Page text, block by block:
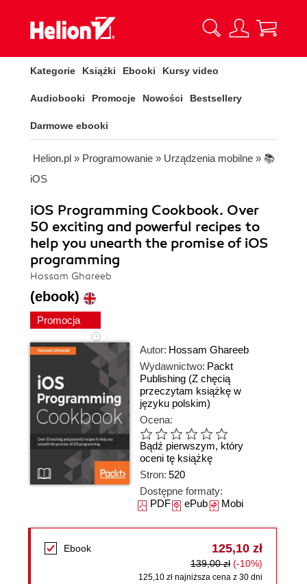
Kategorie Książki Ebooki Kursy video
Audiobooki Promocje Nowości Bestsellery
Darmowe ebooki
Helion.pl » Programowanie » Urządzenia mobilne » 📚
iOS
iOS Programming Cookbook. Over
50 exciting and powerful recipes to
help you unearth the promise of iOS
programming
Hossam Ghareeb
(ebook)
Promocja
Autor: Hossam Ghareeb
Wydawnictwo: Packt
Publishing (Z chęcią
przeczytam książkę w
języku polskim)
Ocena:
Bądź pierwszym, który
oceni tę książkę
Stron: 520
Dostępne formaty:
PDFePubMobi
Ebook 125,10 zł
139,00 zł (-10%)
125,10 zł najniższa cena z 30 dni